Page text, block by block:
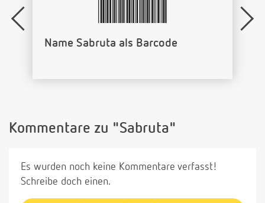
Name Sabruta als Barcode
Kommentare zu "Sabruta"
Es wurden noch keine Kommentare verfasst!
Schreibe doch einen.